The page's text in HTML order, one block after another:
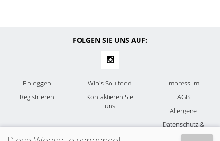
FOLGEN SIE UNS AUF:
Einloggen
Registrieren
Wip's Soulfood
Kontaktieren Sie
uns
Impressum
AGB
Allergene
Datenschutz &
Cookies